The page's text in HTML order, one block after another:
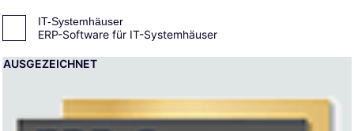
IT-Systemhäuser
ERP-Software für IT-Systemhäuser
AUSGEZEICHNET
LEISTUNGSPLANUNG MARKETING MITTELSTAND